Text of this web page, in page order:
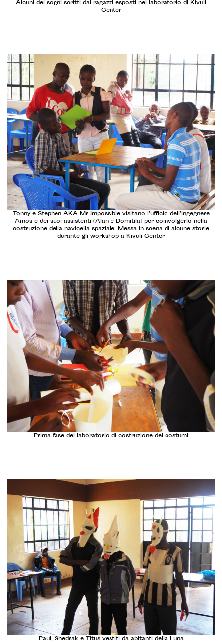
Alcuni dei sogni scritti dai ragazzi esposti nel laboratorio di Kivuli
Center
Tonny e Stephen AKA Mr Impossible visitano l’ufficio dell’ingegnere
Amos e dei suoi assistenti (Alan e Domitila) per coinvolgerlo nella
costruzione della navicella spaziale. Messa in scena di alcune storie
durante gli workshop a Kivuli Center
Prima fase del laboratorio di costruzione dei costumi
Paul, Shedrak e Titus vestiti da abitanti della Luna